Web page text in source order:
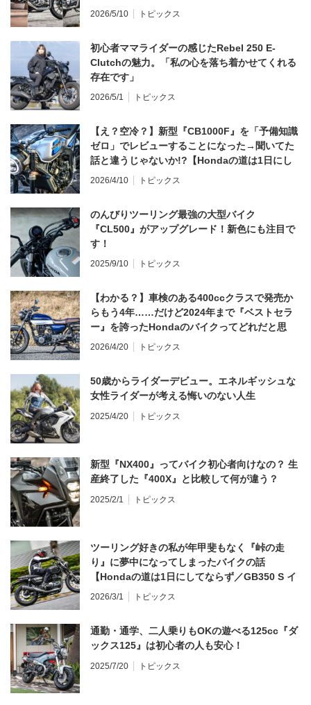
2026/5/10 トピックス
初心者ママライダーの感じたRebel 250 E-
Clutchの魅力。「私の心を落ち着かせてくれる
存在です」
2026/5/1 トピックス
【え？空冷？】新型『CB1000F』を「予備知識
ゼロ」でレビューすることになった→聞いてた
話と違うじゃないか!?【Hondaの道は1日にし
てならず／CB1000F ①第一印象 編】
2026/4/10 トピックス
のんびりツーリング最強の大型バイク
『CL500』がアップグレード！新色にも注目で
す！
2025/9/10 トピックス
【わかる？】車検のある400ccクラスで発売か
らもう4年……だけど2024年まで『ベストセラ
ー』を誇ったHondaのバイクってどれだと思
う？
2026/4/20 トピックス
50歳からライダーデビュー。エネルギッシュな
女性ライダーが考える悔いのない人生
2025/4/20 トピックス
新型『NX400』ってバイク初心者向けなの？ 生
産終了した『400X』と比較して何が違う？
2025/2/1 トピックス
ツーリング好きの私が年甲斐もなく『峠の走
り』に夢中になってしまったバイクの話
【Hondaの道は1日にしてならず／GB350 S イ
ンプレ・レビュー 前編】
2026/3/1 トピックス
通勤・通学、二人乗りもOKの遊べる125cc『ダ
ックス125』は初心者の人も安心！
2025/7/20 トピックス